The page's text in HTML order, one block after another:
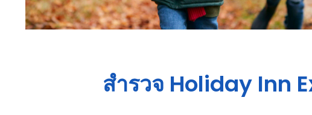
สำรวจ Holiday Inn